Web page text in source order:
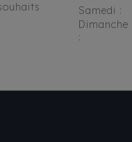
Samedi :
Dimanche
: